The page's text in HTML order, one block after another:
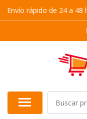
Envío rápido de 24 a